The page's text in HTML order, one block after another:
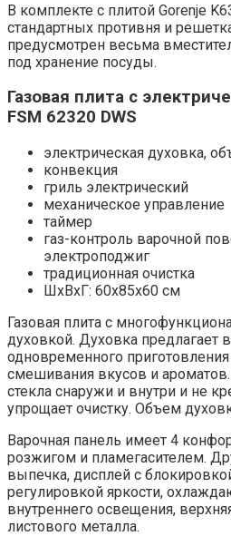
В комплекте с плитой Gorenje
стандартных противня и
предусмотрен весьма
под хранение посуды.
Газовая плита с
FSM 62320 DWS
электрическая духовка,
конвекция
гриль электрический
механическое управление
таймер
газ-контроль варочной
электроподжиг
традиционная очистка
ШхВхГ: 60х85х60 см
Газовая плита с
духовкой. Духовка предлагает
одновременного приготовления
смешивания вкусов и
стекла снаружи и внутри и не
упрощает очистку. Объем
Варочная панель имеет 4
розжигом и пламегасителем.
выпечка, дисплей с
регулировкой яркости,
внутреннего освещения,
листового металла.